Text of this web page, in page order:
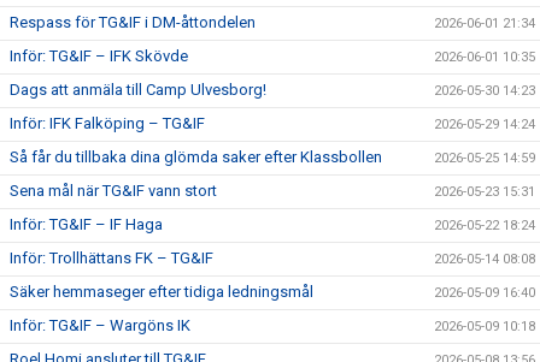
Respass för TG&IF i DM-åttondelen 2026-06-01 21:34
Inför: TG&IF – IFK Skövde 2026-06-01 10:35
Dags att anmäla till Camp Ulvesborg! 2026-05-30 14:23
Inför: IFK Falköping – TG&IF 2026-05-29 14:24
Så får du tillbaka dina glömda saker efter Klassbollen 2026-05-25 14:59
Sena mål när TG&IF vann stort 2026-05-23 15:31
Inför: TG&IF – IF Haga 2026-05-22 18:24
Inför: Trollhättans FK – TG&IF 2026-05-14 08:08
Säker hemmaseger efter tidiga ledningsmål 2026-05-09 16:40
Inför: TG&IF – Wargöns IK 2026-05-09 10:18